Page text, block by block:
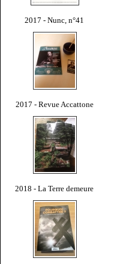
2017 - Nunc, n°41
2017 - Revue Accattone
2018 - La Terre demeure